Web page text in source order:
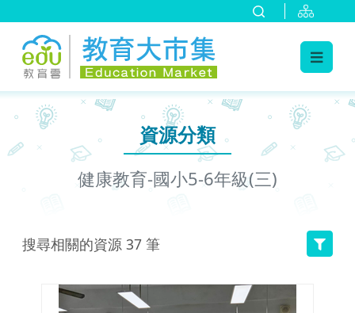
資源分類
健康教育-國小5-6年級(三)
搜尋相關的資源 37 筆